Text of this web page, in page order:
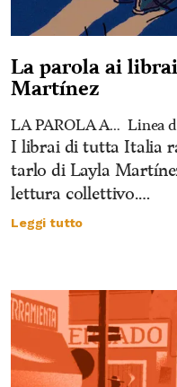
La parola ai
Martínez
LA PAROLA A… Linea
I librai di tutta Italia
tarlo di Layla
lettura collettivo.…
Leggi tutto